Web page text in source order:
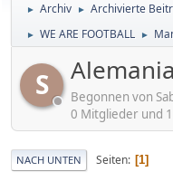
► Archiv ► Archivierte
► WE ARE FOOTBALL ►
S
Begonnen von
0 Mitglieder und
NACH UNTEN Seiten 1